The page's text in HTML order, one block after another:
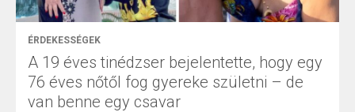
ÉRDEKESSÉGEK
A 19 éves tinédzser bejelentette, hogy egy
76 éves nőtől fog gyereke születni – de
van benne egy csavar